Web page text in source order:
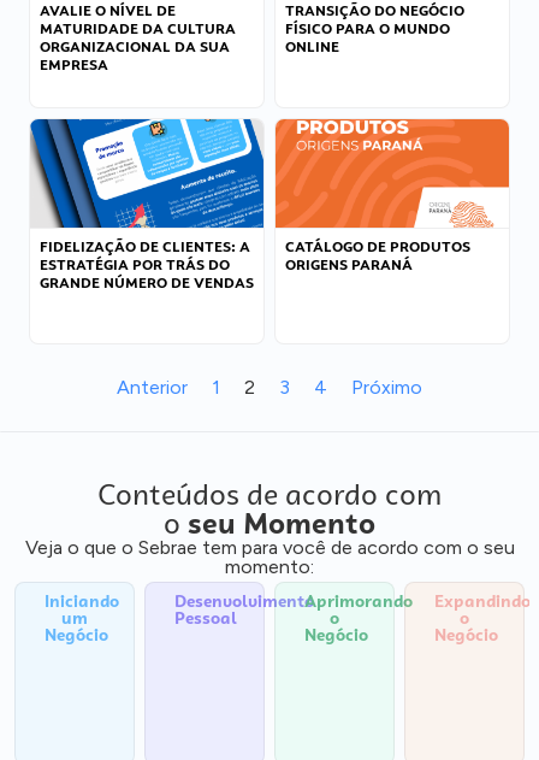
AVALIE O NÍVEL DE
MATURIDADE DA CULTURA
ORGANIZACIONAL DA SUA
EMPRESA
TRANSIÇÃO DO NEGÓCIO
FÍSICO PARA O MUNDO
ONLINE
FIDELIZAÇÃO DE CLIENTES: A
ESTRATÉGIA POR TRÁS DO
GRANDE NÚMERO DE VENDAS
CATÁLOGO DE PRODUTOS
ORIGENS PARANÁ
Anterior 1 2 3 4 Próximo
Conteúdos de acordo com
o seu Momento
Veja o que o Sebrae tem para você de acordo com o seu
momento:
Iniciando
um
Negócio
Desenvolvimento
Pessoal
Aprimorando
o
Negócio
Expandindo
o
Negócio